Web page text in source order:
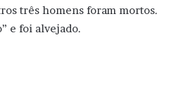
três homens foram mortos.
e foi alvejado.